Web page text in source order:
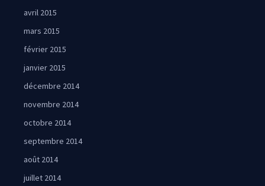
avril 2015
mars 2015
février 2015
janvier 2015
décembre 2014
novembre 2014
octobre 2014
septembre 2014
août 2014
juillet 2014